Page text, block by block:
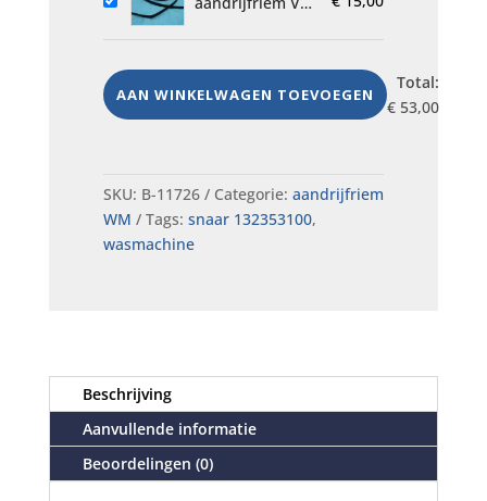
Miele T. Nr.
4073282
AAN WINKELWAGEN TOEVOEGEN
Total:
€53,00
SKU: B-11726 Categorie: aandrijfriem
WM
Tags: snaar 132353100,
wasmachine
Beschrijving
Aanvullende informatie
Beoordelingen (0)